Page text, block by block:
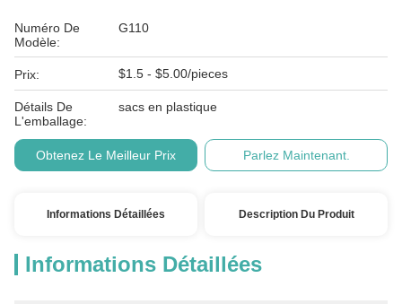
Numéro De
Modèle:
G110
Prix: $1.5 - $5.00/pieces
Détails De
L'emballage:
sacs en plastique
Obtenez Le Meilleur Prix Parlez Maintenant.
Informations Détaillées Description Du Produit
Informations Détaillées